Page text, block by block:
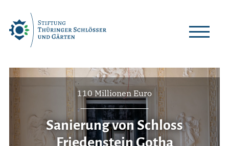
content
110 Millionen Euro
Sanierung von Schloss
Friedenstein Gotha